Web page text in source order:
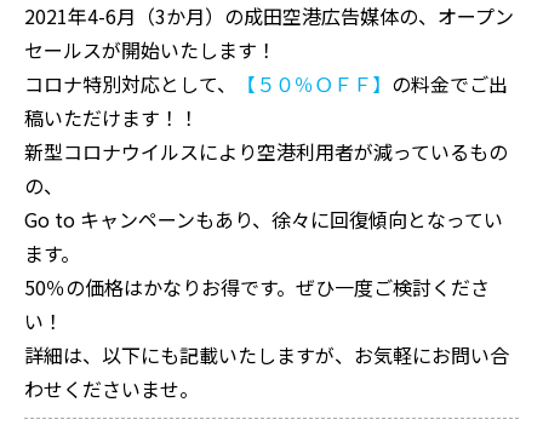
広告料金/規定等
進行スケジュール
取扱広告媒体のご紹介
2021年4-6月（3か月）の成田空港広告媒体の、オープン
セールスが開始いたします！
コロナ特別対応として、
【５０％ＯＦＦ】 の料金でご出
稿いただけます！！
新型コロナウイルスにより空港利用者が減っているもの
の、
Go to キャンペーンもあり、徐々に回復傾向となってい
ます。
50％の価格はかなりお得です。ぜひ一度ご検討くださ
い！
詳細は、以下にも記載いたしますが、お気軽にお問い合
わせくださいませ。